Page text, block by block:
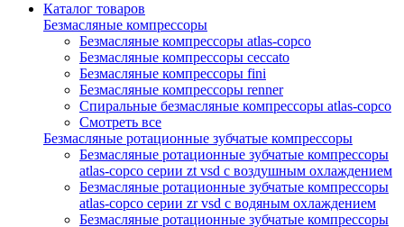
Каталог товаров
Безмасляные компрессоры
Безмасляные компрессоры atlas-copco
Безмасляные компрессоры ceccato
Безмасляные компрессоры fini
Безмасляные компрессоры renner
Спиральные безмасляные компрессоры atlas-copco
Смотреть все
Безмасляные ротационные зубчатые компрессоры
Безмасляные ротационные зубчатые компрессоры
atlas-copco серии zt vsd с воздушным охлаждением
Безмасляные ротационные зубчатые компрессоры
atlas-copco серии zr vsd с водяным охлаждением
Безмасляные ротационные зубчатые компрессоры